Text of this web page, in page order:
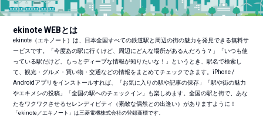
ekinote WEBとは
ekinote（エキノート）は、日本全国すべての鉄道駅と周辺の街の魅力を発見できる無料サ
ービスです。「今度あの駅に行くけど、周辺にどんな場所があるんだろう？」「いつも使
っている駅だけど、もっとディープな情報が知りたいな！」というとき、駅名で検索し
て、観光・グルメ・買い物・交通などの情報をまとめてチェックできます。iPhone /
Androidアプリをインストールすれば、「お気に入りの駅や記事の保存」「駅や街の魅力
やエキメシの投稿」「全国の駅へのチェックイン」も楽しめます。全国の駅と街で、あな
たをワクワクさせるセレンディピティ（素敵な偶然との出逢い）がありますように！
「ekinote／エキノート」は三菱電機株式会社の登録商標です。